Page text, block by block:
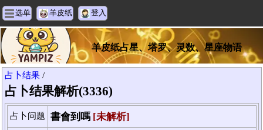
选单 羊皮纸 登入
羊皮纸占星、塔罗、灵数、星座物语
占卜结果 /
占卜结果解析(3336)
占卜问题 書會到嗎 [未解析]